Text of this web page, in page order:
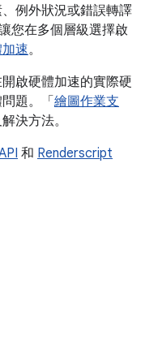
例外狀況或錯誤轉譯
您在多個層級選擇啟
速。
啟硬體加速的實際硬
題。「 繪圖作業支
決方法。
和 Renderscript